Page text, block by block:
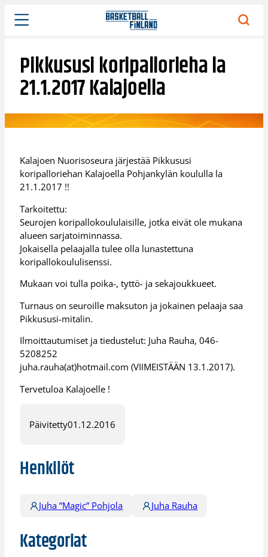
Siirry
sisältöön
Pikkususi koripallorieha la
21.1.2017 Kalajoella
Kalajoen Nuorisoseura järjestää Pikkususi
koripalloriehan Kalajoella Pohjankylän koululla la
21.1.2017 !!
Tarkoitettu:
Seurojen koripallokoululaisille, jotka eivät ole mukana
alueen sarjatoiminnassa.
Jokaisella pelaajalla tulee olla lunastettuna
koripallokoululisenssi.
Mukaan voi tulla poika-, tyttö- ja sekajoukkueet.
Turnaus on seuroille maksuton ja jokainen pelaaja saa
Pikkususi-mitalin.
Ilmoittautumiset ja tiedustelut: Juha Rauha, 046-
5208252
juha.rauha(at)hotmail.com (VIIMEISTÄÄN 13.1.2017).
Tervetuloa Kalajoelle !
Päivitetty01.12.2016
Henkilöt
Juha ”Magic” Pohjola Juha Rauha
Kategoriat